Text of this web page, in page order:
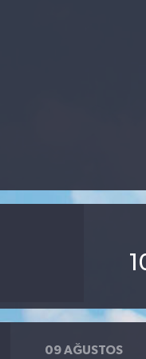
09 AĞUSTOS